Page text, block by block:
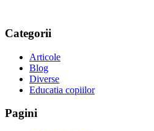
Categorii
Articole
Blog
Diverse
Educatia copiilor
Pagini